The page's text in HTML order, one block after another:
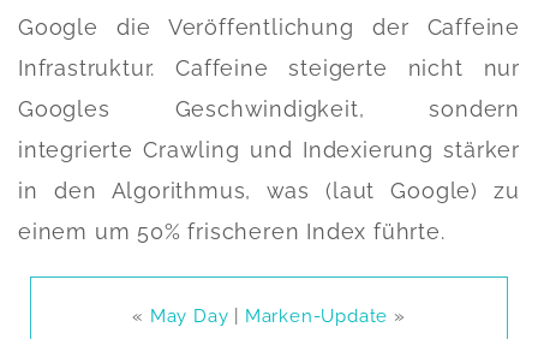
Google die Veröffentlichung der Caffeine
Infrastruktur. Caffeine steigerte nicht nur
Googles Geschwindigkeit, sondern
integrierte Crawling und Indexierung stärker
in den Algorithmus, was (laut Google) zu
einem um 50% frischeren Index führte.
« May Day Marken-Update »